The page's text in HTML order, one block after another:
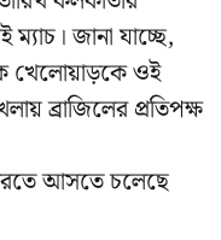
ম্যাচ। জানা যাচ্ছে,
খেলোয়াড়কে ওই
ব্রাজিলের প্রতিপক্ষ
আসতে চলেছে